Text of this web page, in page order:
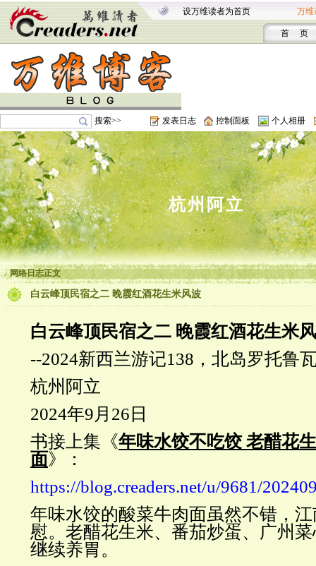
设万维读者为首页 万维
首 页
搜索>> 发表日志 控制面板 个人相册
杭州阿立
。。。
网络日志正文
白云峰顶民宿之二 晚霞红酒花生米风波
白云峰顶民宿之二 晚霞红酒花生米
--2024新西兰游记138，北岛罗托鲁
杭州阿立
2024年9月26日
书接上集《年味水饺不吃饺 老醋花
面》：
https://blog.creaders.net/u/9681/
年味水饺的酸菜牛肉面虽然不错，
慰。老醋花生米、番茄炒蛋、广州
继续养胃。